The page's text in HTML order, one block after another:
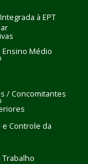
à EPT
Médio
/ Concomitantes
Controle da
Trabalho